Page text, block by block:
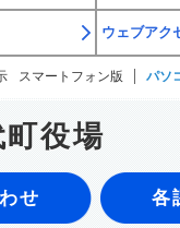
ウェブアク
スマートフォン版 パソ
町役場
せ 各